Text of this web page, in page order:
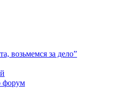
возьмемся за дело”
форум